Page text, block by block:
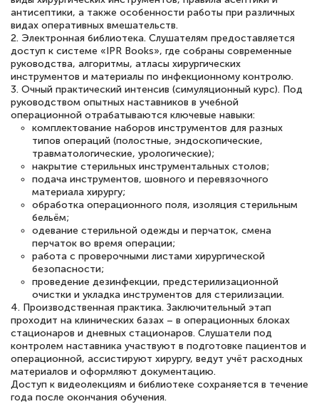
Знаток города 5 уровня
11 марта 2026
Всем добрый день! Я прошла курс
повышени каалификации по
специальности «Тренер-преподаватель
по тяжелой атлетике»! Хочется
подчеркуть, что при обращении
оперативно связались со мной
специалисты, ответили на все
интересующие вопросы и в течении
двух…
Светлана К
Знаток города 7 уровня
10 марта 2026
Оставила заявку на обучение онлайн, мне
быстро ответили, разъяснили все детали.
Обучение понравилось: огромное
антисептики, а также особенности работы при различных
видах оперативных вмешательств.
2. Электронная библиотека. Слушателям предоставляется
доступ к системе «IPR Books», где собраны современные
руководства, алгоритмы, атласы хирургических
инструментов и материалы по инфекционному контролю.
3. Очный практический интенсив (симуляционный курс). Под
руководством опытных наставников в учебной
операционной отрабатываются ключевые навыки:
комплектование наборов инструментов для разных
типов операций (полостные, эндоскопические,
травматологические, урологические);
накрытие стерильных инструментальных столов;
подача инструментов, шовного и перевязочного
материала хирургу;
обработка операционного поля, изоляция стерильным
бельём;
одевание стерильной одежды и перчаток, смена
перчаток во время операции;
работа с проверочными листами хирургической
безопасности;
проведение дезинфекции, предстерилизационной
очистки и укладка инструментов для стерилизации.
4. Производственная практика. Заключительный этап
проходит на клинических базах – в операционных блоках
стационаров и дневных стационаров. Слушатели под
контролем наставника участвуют в подготовке пациентов и
операционной, ассистируют хирургу, ведут учёт расходных
материалов и оформляют документацию.
Доступ к видеолекциям и библиотеке сохраняется в течение
года после окончания обучения.